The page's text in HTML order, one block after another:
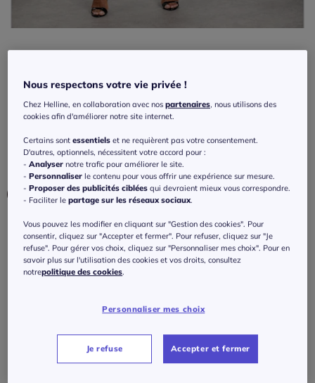
Réf : 144.965.131
Couleur :noir
Choisir une couleur :
Taille :
Veuillez sélectionner une taille
Disponible dans 3 semaines
J'ajoute au panier
Nous respectons votre vie privée !
Chez Helline, en collaboration avec nospartenaires, nous utilisons des
cookies afin d'améliorer notre site internet.
Certains sontessentiels et ne requièrent pas votre consentement.
D'autres, optionnels, nécessitent votre accord pour :
-Analyser notre trafic pour améliorer le site.
-Personnaliser le contenu pour vous offrir une expérience sur mesure.
-Proposer des publicités ciblées qui devraient mieux vous correspondre.
- Faciliter lepartage sur les réseaux sociaux.
Vous pouvez les modifier en cliquant sur "Gestion des cookies". Pour
consentir, cliquez sur "Accepter et fermer". Pour refuser, cliquez sur "Je
refuse". Pour gérer vos choix, cliquez sur "Personnaliser mes choix". Pour en
savoir plus sur l'utilisation des cookies et vos droits, consultez
notrepolitique des cookies.
Personnaliser mes choix
Je refuse Accepter et fermer